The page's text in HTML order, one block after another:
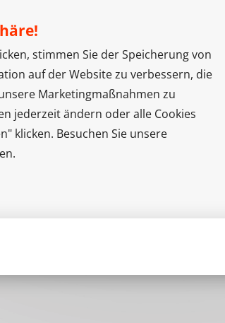
stimmen Sie der Speicherung von
auf der Website zu verbessern, die
Marketingmaßnahmen zu
jederzeit ändern oder alle Cookies
klicken. Besuchen Sie unsere